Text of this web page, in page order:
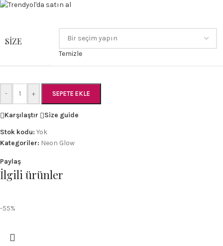
SIZE
Temizle
- + SEPETE EKLE
Karşılaştır
Size guide
Stok kodu: Yok
Kategoriler: Neon Glow
Paylaş
İlgili ürünler
-55%